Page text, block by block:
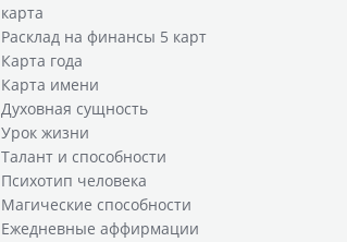
карта
Расклад на финансы 5 карт
Карта года
Карта имени
Духовная сущность
Урок жизни
Талант и способности
Психотип человека
Магические способности
Ежедневные аффирмации